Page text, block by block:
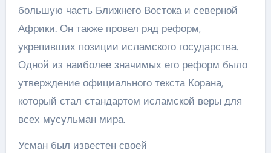
большую часть Ближнего Востока и северной
Африки. Он также провел ряд реформ,
укрепивших позиции исламского государства.
Одной из наиболее значимых его реформ было
утверждение официального текста Корана,
который стал стандартом исламской веры для
всех мусульман мира.
Усман был известен своей